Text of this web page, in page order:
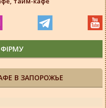
В ЗАПОРОЖЬЕ